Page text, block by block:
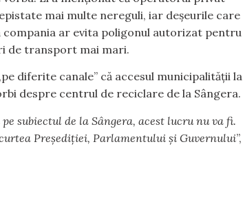
mai multe nereguli, iar deșeurile care
compania ar evita poligonul autorizat pentru
de transport mai mari.
diferite canale” că accesul municipalității la
despre centrul de reciclare de la Sângera.
subiectul de la Sângera, acest lucru nu va fi.
Președiției, Parlamentului și Guvernului”,